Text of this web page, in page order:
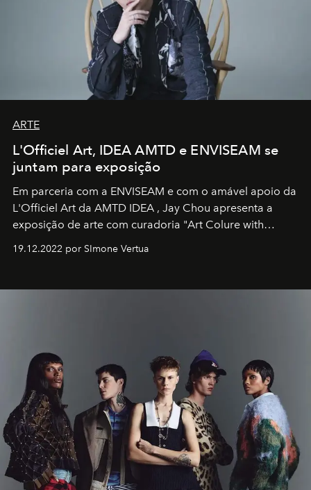
ARTE
L'Officiel Art, IDEA AMTD e ENVISEAM se
juntam para exposição
Em parceria com a ENVISEAM e com o amável apoio da
L'Officiel Art da AMTD IDEA , Jay Chou apresenta a
exposição de arte com curadoria "Art Colure with
19.12.2022 por SImone Vertua